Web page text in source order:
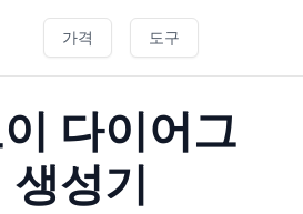
가격 도구
다이어그
생성기